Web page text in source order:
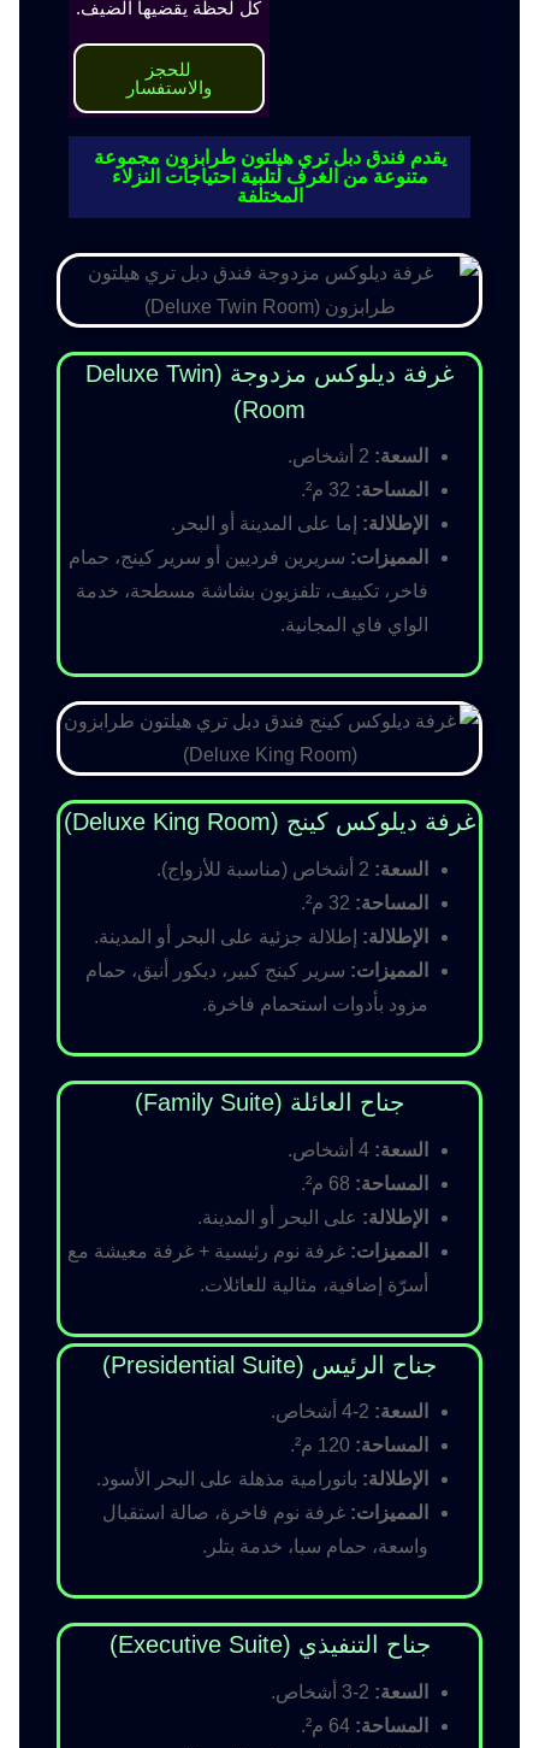
كل لحظة يقضيها الضيف.
للحجز
والاستفسار
يقدم فندق دبل تري هيلتون طرابزون مجموعة
متنوعة من الغرف لتلبية احتياجات النزلاء
المختلفة
غرفة ديلوكس مزدوجة (Deluxe Twin
Room)
السعة:
المساحة:
الإطلالة: إما على المدينة أو البحر.
المميزات: سريرين فرديين أو سرير كينج، حمام
فاخر، تكييف، تلفزيون بشاشة مسطحة، خدمة
الواي فاي المجانية.
غرفة ديلوكس كينج (Deluxe King Room)
السعة:
المساحة:
الإطلالة: إطلالة جزئية على البحر أو المدينة.
المميزات: سرير كينج كبير، ديكور أنيق، حمام
مزود بأدوات استحمام فاخرة.
جناح العائلة (Family Suite)
السعة:
المساحة:
الإطلالة: على البحر أو المدينة.
المميزات: غرفة نوم رئيسية + غرفة معيشة مع
أسرّة إضافية، مثالية للعائلات.
جناح الرئيس (Presidential Suite)
السعة:
المساحة:
الإطلالة: بانورامية مذهلة على البحر الأسود.
المميزات: غرفة نوم فاخرة، صالة استقبال
واسعة، حمام سبا، خدمة بتلر.
جناح التنفيذي (Executive Suite)
السعة:
المساحة: